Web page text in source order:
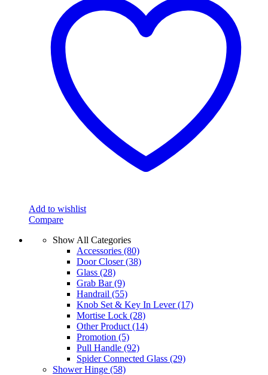
Add to wishlist
Compare
Show All Categories
Accessories (80)
Door Closer(38)
Glass (28)
Grab Bar(9)
Handrail (55)
Knob Set & Key In Lever(17)
Mortise Lock (28)
Other Product (14)
Promotion (5)
Pull Handle (92)
Spider Connected Glass (29)
Shower Hinge (58)